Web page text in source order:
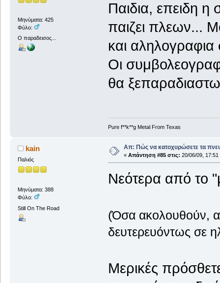
Μηνύματα: 425
Φύλο:
Ο παραδεισος...
Παιδια, επειδη η
παιζει πλεων...
και
Οι
θα
Pure f**k**g Metal From Texas
kain
Παλιός
Μηνύματα: 388
Φύλο:
Still On The Road
Απ: Πώς να κατοχυρώσετε τα
« Απάντηση #85 στις: 20/06/09, 17:51
Νεότερα από το
(Όσα ακολουθούν,
δευτερευόντως σε
Μερικές